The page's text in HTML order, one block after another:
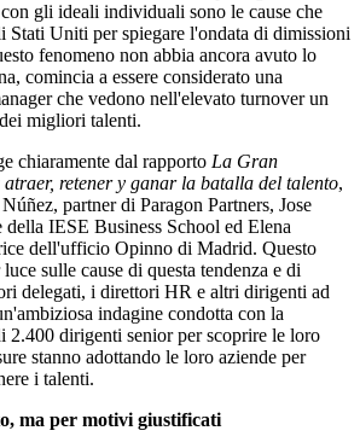
gli ideali individuali sono le cause che
Stati Uniti per spiegare l'ondata di dimissioni
fenomeno non abbia ancora avuto lo
comincia a essere considerato una
che vedono nell'elevato turnover un
migliori talenti.
chiaramente dal rapporto La Gran
retener y ganar la batalla del talento,
partner di Paragon Partners, Jose
della IESE Business School ed Elena
dell'ufficio Opinno di Madrid. Questo
sulle cause di questa tendenza e di
delegati, i direttori HR e altri dirigenti ad
indagine condotta con la
2.400 dirigenti senior per scoprire le loro
stanno adottando le loro aziende per
i talenti.
ma per motivi giustificati